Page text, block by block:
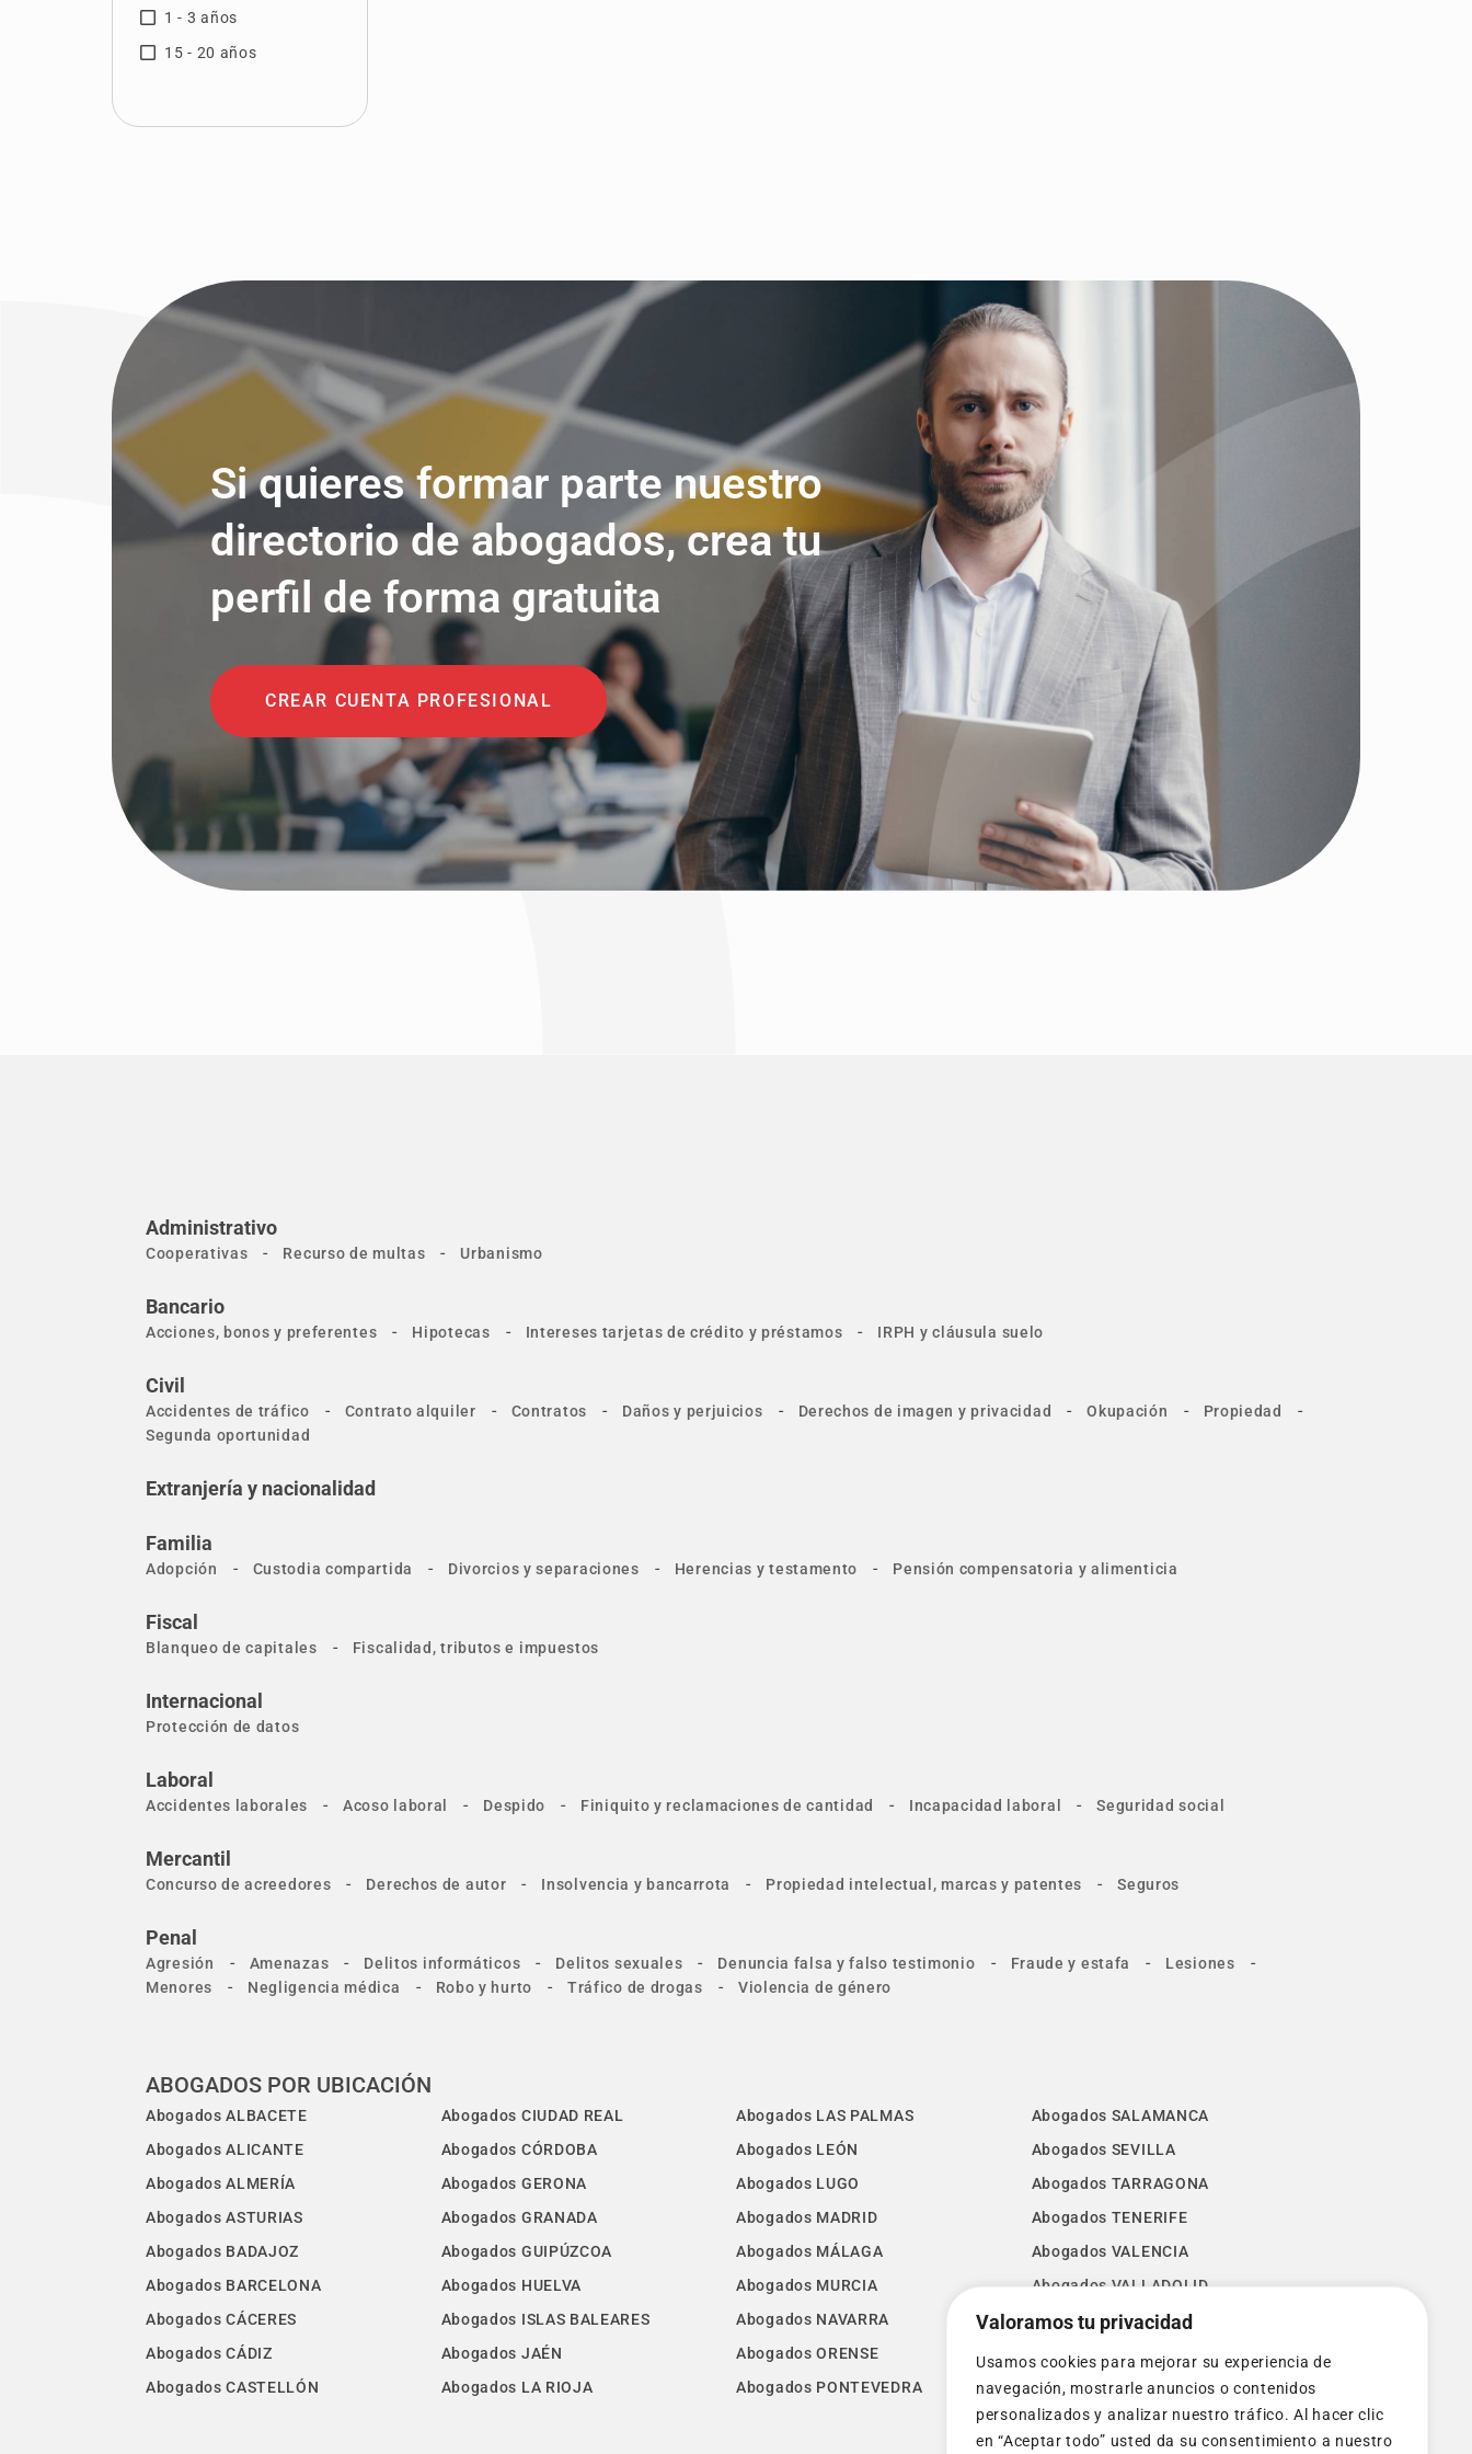
Valoramos tu privacidad
Usamos cookies para mejorar su experiencia de
navegación, mostrarle anuncios o contenidos
personalizados y analizar nuestro tráfico. Al hacer clic
en “Aceptar todo” usted da su consentimiento a nuestro
Sevilla
Tarragona
Valencia
1 - 3 años
15 - 20 años
Si quieres formar parte nuestro
directorio de abogados, crea tu
perfil de forma gratuita
CREAR CUENTA PROFESIONAL
Administrativo
Cooperativas - Recurso de multas - Urbanismo
Bancario
Acciones, bonos y preferentes - Hipotecas - Intereses tarjetas de crédito y préstamos - IRPH y cláusula suelo
Civil
Accidentes de tráfico - Contrato alquiler - Contratos - Daños y perjuicios - Derechos de imagen y privacidad - Okupación - Propiedad -
Segunda oportunidad
Extranjería y nacionalidad
Familia
Adopción - Custodia compartida - Divorcios y separaciones - Herencias y testamento - Pensión compensatoria y alimenticia
Fiscal
Blanqueo de capitales - Fiscalidad, tributos e impuestos
Internacional
Protección de datos
Laboral
Accidentes laborales - Acoso laboral - Despido - Finiquito y reclamaciones de cantidad - Incapacidad laboral - Seguridad social
Mercantil
Concurso de acreedores - Derechos de autor - Insolvencia y bancarrota - Propiedad intelectual, marcas y patentes - Seguros
Penal
Agresión - Amenazas - Delitos informáticos - Delitos sexuales - Denuncia falsa y falso testimonio - Fraude y estafa - Lesiones -
Menores - Negligencia médica - Robo y hurto - Tráfico de drogas - Violencia de género
ABOGADOS POR UBICACIÓN
Abogados ALBACETE Abogados CIUDAD REAL Abogados LAS PALMAS
Abogados SALAMANCA
Abogados ALICANTE
Abogados CÓRDOBA Abogados LEÓN
Abogados SEVILLA
Abogados ALMERÍA
Abogados GERONA Abogados LUGO
Abogados TARRAGONA
Abogados ASTURIAS
Abogados GRANADA Abogados MADRID
Abogados TENERIFE
Abogados BADAJOZ
Abogados GUIPÚZCOA Abogados MÁLAGA
Abogados VALENCIA
Abogados BARCELONA
Abogados HUELVA Abogados MURCIA
Abogados VALLADOLID
Abogados CÁCERES
Abogados ISLAS BALEARES Abogados NAVARRA
Abogados VIZCAYA
Abogados CÁDIZ
Abogados JAÉN Abogados ORENSE
Abogados ZAMORA
Abogados CASTELLÓN
Abogados LA RIOJA Abogados PONTEVEDRA Abogados ZARAGOZA